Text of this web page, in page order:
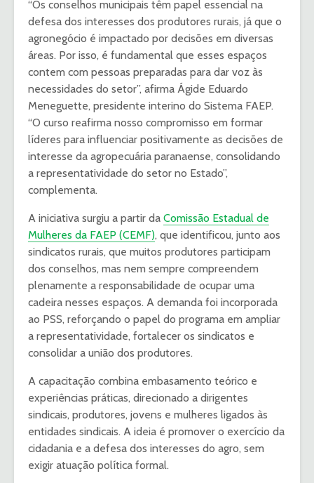
“Os conselhos municipais têm papel essencial na
defesa dos interesses dos produtores rurais, já que o
agronegócio é impactado por decisões em diversas
áreas. Por isso, é fundamental que esses espaços
contem com pessoas preparadas para dar voz às
necessidades do setor”, afirma Ágide Eduardo
Meneguette, presidente interino do Sistema FAEP.
“O curso reafirma nosso compromisso em formar
líderes para influenciar positivamente as decisões de
interesse da agropecuária paranaense, consolidando
a representatividade do setor no Estado”,
complementa.
A iniciativa surgiu a partir da Comissão Estadual de
Mulheres da FAEP (CEMF), que identificou, junto aos
sindicatos rurais, que muitos produtores participam
dos conselhos, mas nem sempre compreendem
plenamente a responsabilidade de ocupar uma
cadeira nesses espaços. A demanda foi incorporada
ao PSS, reforçando o papel do programa em ampliar
a representatividade, fortalecer os sindicatos e
consolidar a união dos produtores.
A capacitação combina embasamento teórico e
experiências práticas, direcionado a dirigentes
sindicais, produtores, jovens e mulheres ligados às
entidades sindicais. A ideia é promover o exercício da
cidadania e a defesa dos interesses do agro, sem
exigir atuação política formal.